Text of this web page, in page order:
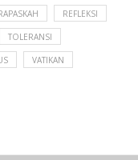
REFLEKSI
TOLERANSI
VATIKAN